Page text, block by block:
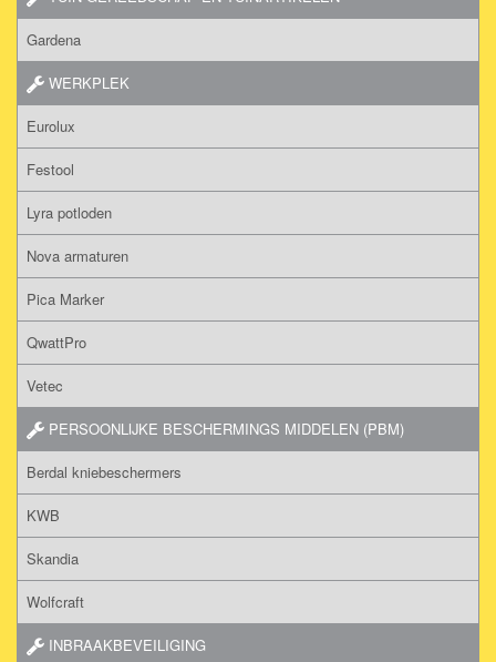
Gardena
WERKPLEK
Eurolux
Festool
Lyra potloden
Nova armaturen
Pica Marker
QwattPro
Vetec
PERSOONLIJKE BESCHERMINGS MIDDELEN (PBM)
Berdal kniebeschermers
KWB
Skandia
Wolfcraft
INBRAAKBEVEILIGING